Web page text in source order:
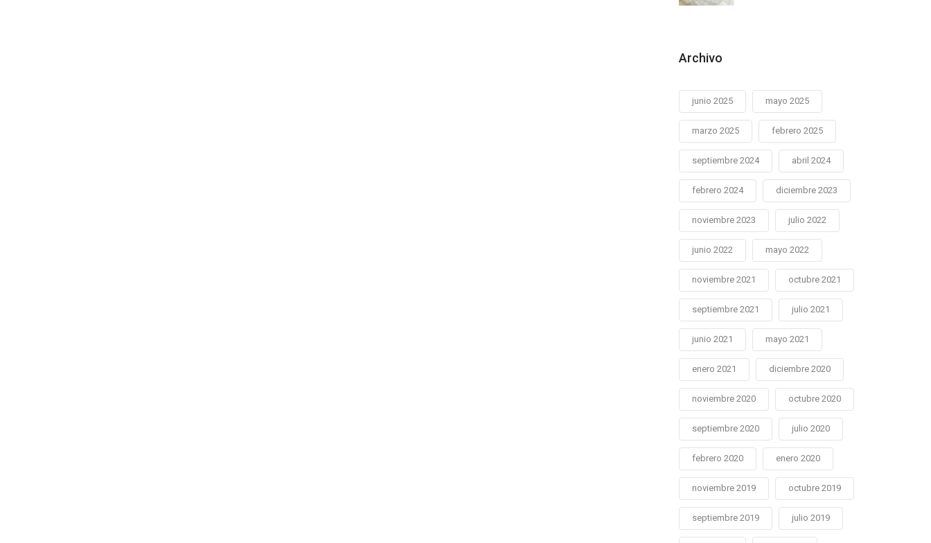
Archivo
junio 2025 mayo 2025
marzo 2025 febrero 2025
septiembre 2024 abril 2024
febrero 2024 diciembre 2023
noviembre 2023 julio 2022
junio 2022 mayo 2022
noviembre 2021 octubre 2021
septiembre 2021 julio 2021
junio 2021 mayo 2021
enero 2021 diciembre 2020
noviembre 2020 octubre 2020
septiembre 2020 julio 2020
febrero 2020 enero 2020
noviembre 2019 octubre 2019
septiembre 2019 julio 2019